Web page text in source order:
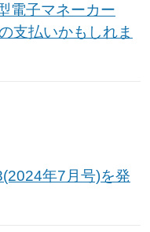
電子マネーカー
支払いかもしれま
年7月号)を発